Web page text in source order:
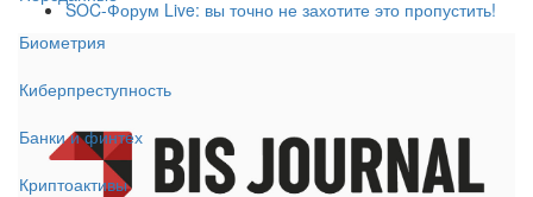
Биометрия
Киберпреступность
Банки и финтех
Криптоактивы
SOC-Форум Live: вы точно не захотите это пропустить!